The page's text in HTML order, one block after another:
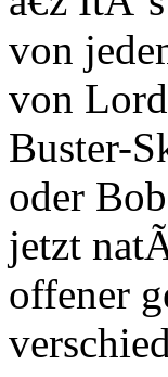
von
von
Buster-
oder
jetzt
offener